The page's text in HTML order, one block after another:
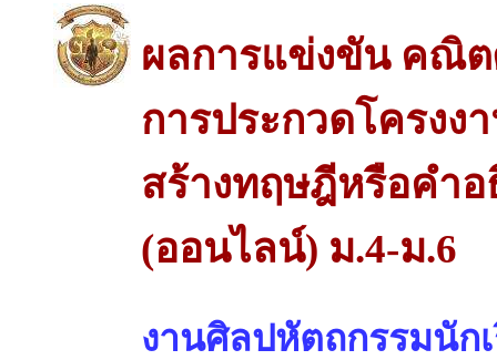
ผลการแข่งขัน คณิ
การประกวดโครง
สร้างทฤษฎีหรือคำ
(ออนไลน์) ม.4-ม.6
งานศิลปหัตถกรรมนัก